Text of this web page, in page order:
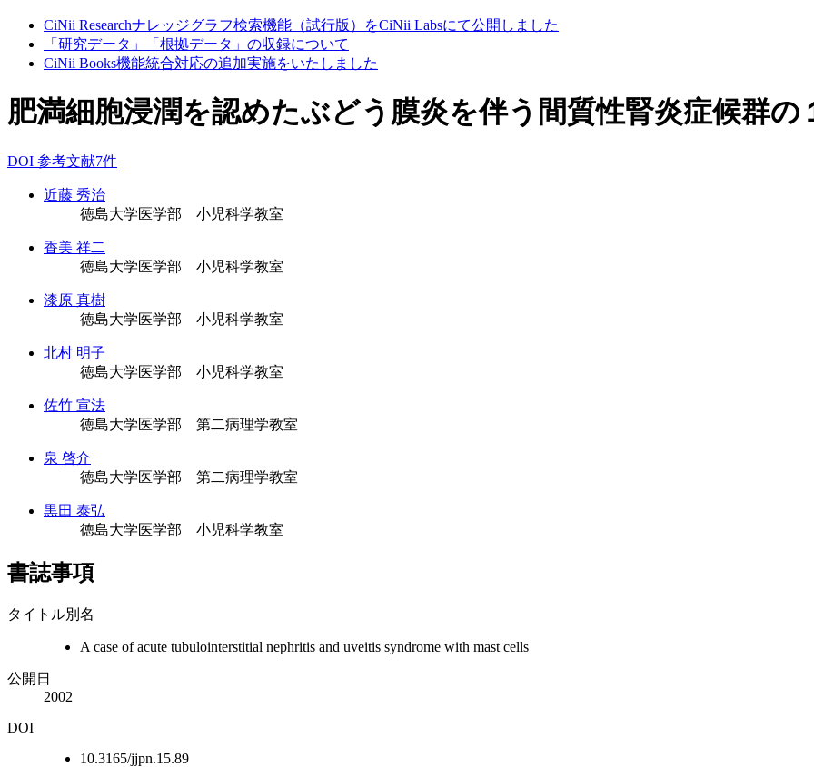
CiNii Researchナレッジグラフ検索機能（試行版）をCiNii Labsにて公開しました
「研究データ」「根拠データ」の収録について
CiNii Books機能統合対応の追加実施をいたしました
肥満細胞浸潤を認めたぶどう膜炎を伴う間質性腎炎症候群の
DOI 参考文献7件
近藤 秀治
徳島大学医学部 小児科学教室
香美 祥二
徳島大学医学部 小児科学教室
漆原 真樹
徳島大学医学部 小児科学教室
北村 明子
徳島大学医学部 小児科学教室
佐竹 宣法
徳島大学医学部 第二病理学教室
泉 啓介
徳島大学医学部 第二病理学教室
黒田 泰弘
徳島大学医学部 小児科学教室
書誌事項
タイトル別名
A case of acute tubulointerstitial nephritis and uveitis syndrome with mast cells
公開日
2002
DOI
10.3165/jjpn.15.89